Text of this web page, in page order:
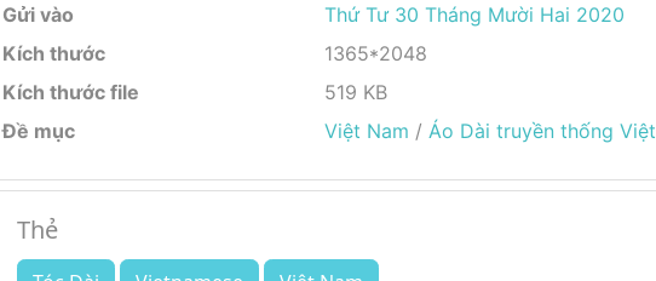
Gửi vào
Thứ Tư 30 Tháng Mười Hai 2020
Kích thước
1365*2048
Kích thước file
519 KB
Đề mục
Việt Nam / Áo Dài truyền thống
Thẻ